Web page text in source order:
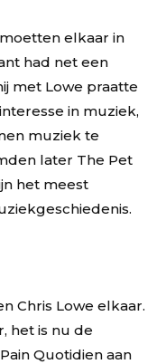
elkaar in
had net een
met Lowe praatte
in muziek,
muziek te
later The Pet
het meest
Chris Lowe elkaar.
het is nu de
Quotidien aan